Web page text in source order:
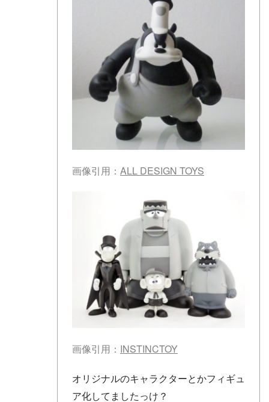
画像引用： ALL DESIGN TOYS
画像引用： INSTINCTOY
オリジナルのキャラクターとかフィギュ
ア化してましたっけ？